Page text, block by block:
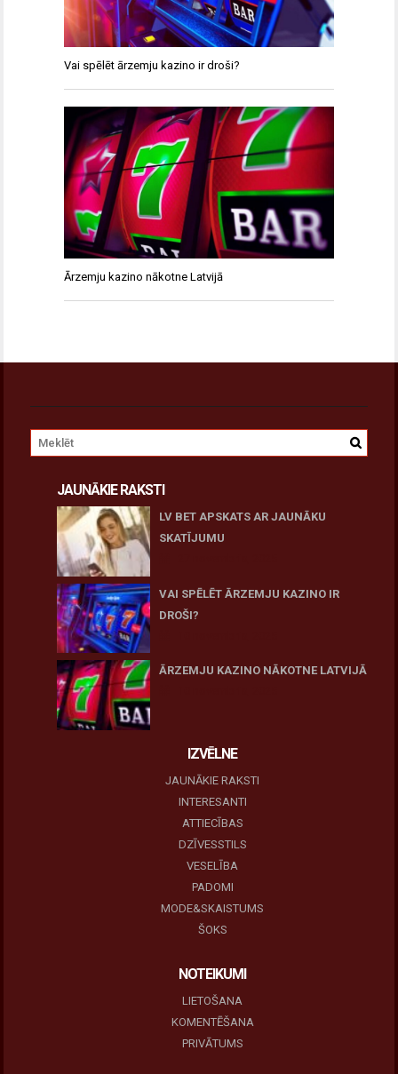
Vai spēlēt ārzemju kazino ir droši?
Ārzemju kazino nākotne Latvijā
JAUNĀKIE RAKSTI
LV BET APSKATS AR JAUNĀKU
SKATĪJUMU
VAI SPĒLĒT ĀRZEMJU KAZINO IR
DROŠI?
ĀRZEMJU KAZINO NĀKOTNE LATVIJĀ
IZVĒLNE
JAUNĀKIE RAKSTI
INTERESANTI
ATTIECĪBAS
DZĪVESSTILS
VESELĪBA
PADOMI
MODE&SKAISTUMS
ŠOKS
NOTEIKUMI
LIETOŠANA
KOMENTĒŠANA
PRIVĀTUMS